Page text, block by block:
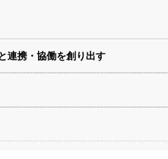
連携・協働を創り出す